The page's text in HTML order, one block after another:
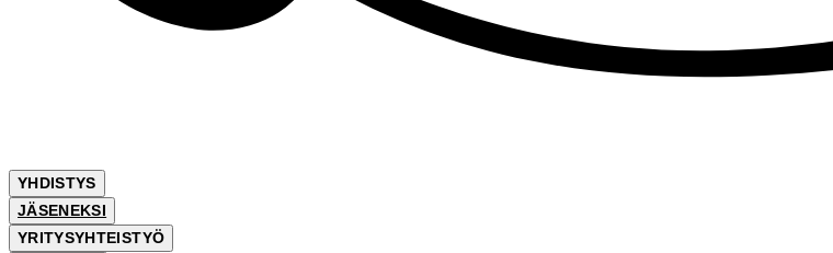
YHDISTYS
JÄSENEKSI
YRITYSYHTEISTYÖ